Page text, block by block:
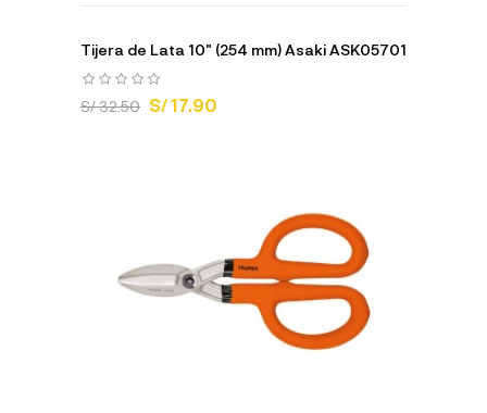
Tijera de Lata 10" (254 mm) Asaki ASK05701
S/ 32.50 S/ 17.90